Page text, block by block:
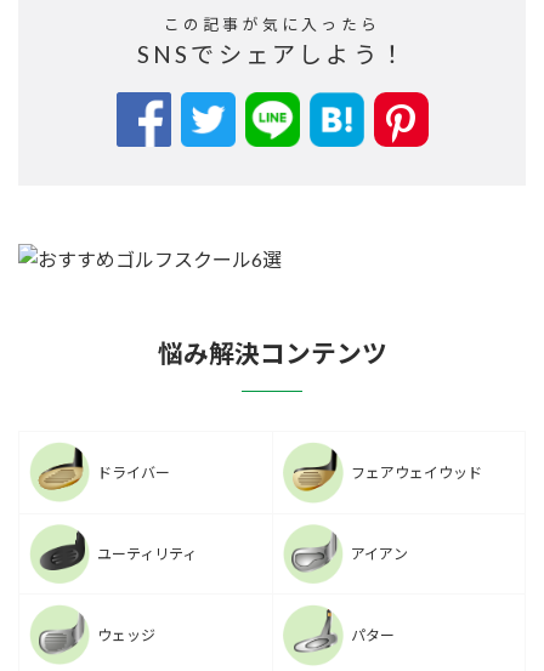
この記事が気に入ったら
SNSでシェアしよう！
悩み解決コンテンツ
ドライバー フェアウェイウッド
ユーティリティ アイアン
ウェッジ パター